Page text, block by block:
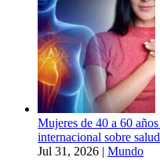
Mujeres de 40 a 60
internacional sobre
Jul 31, 2026 | Mundo